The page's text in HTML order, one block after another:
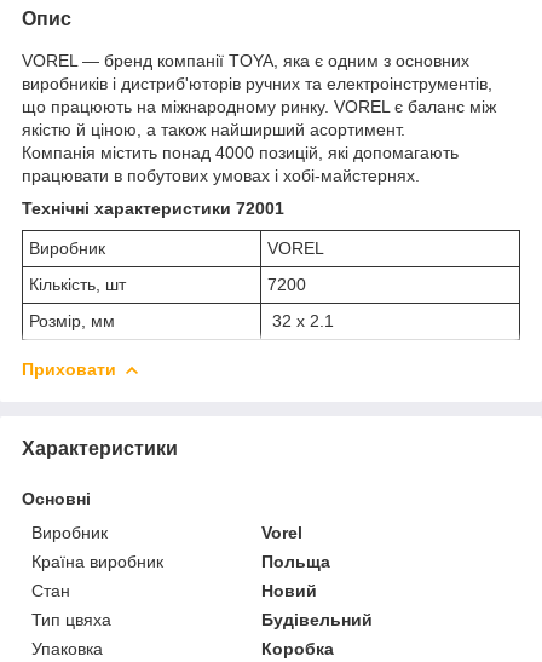
Опис
VOREL — бренд компанії TOYA, яка є одним з основних
виробників і дистриб'юторів ручних та електроінструментів,
що працюють на міжнародному ринку. VOREL є баланс між
якістю й ціною, а також найширший асортимент.
Компанія містить понад 4000 позицій, які допомагають
працювати в побутових умовах і хобі-майстернях.
Технічні характеристики 72001
Виробник
VOREL
Кількість, шт
7200
Розмір, мм
32 х 2.1
Приховати
Характеристики
Основні
Виробник
Vorel
Країна виробник
Польща
Стан
Новий
Тип цвяха
Будівельний
Упаковка
Коробка